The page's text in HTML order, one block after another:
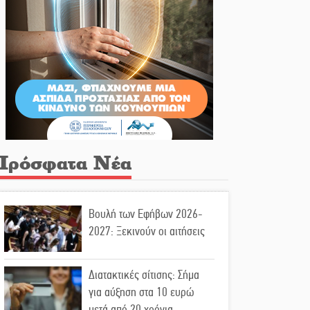
Νέα
Βουλή των Εφήβων 2026-
2027: Ξεκινούν οι αιτήσεις
Διατακτικές σίτισης: Σήμα
για αύξηση στα 10 ευρώ